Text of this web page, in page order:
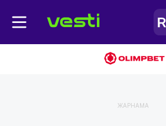
ЖАРНАМА